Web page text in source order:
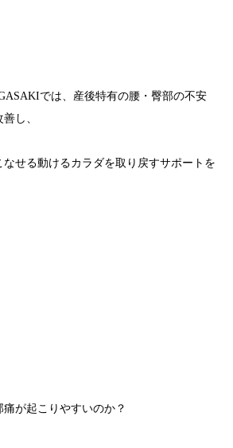
では、産後特有の腰・臀部の不安
し、
せる動けるカラダを取り戻すサポートを
が起こりやすいのか？